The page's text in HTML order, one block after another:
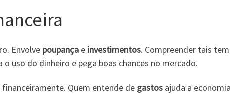
Envolve poupança e investimentos. Compreender tais
uso do dinheiro e pega boas chances no mercado.
Quem entende de gastos ajuda a